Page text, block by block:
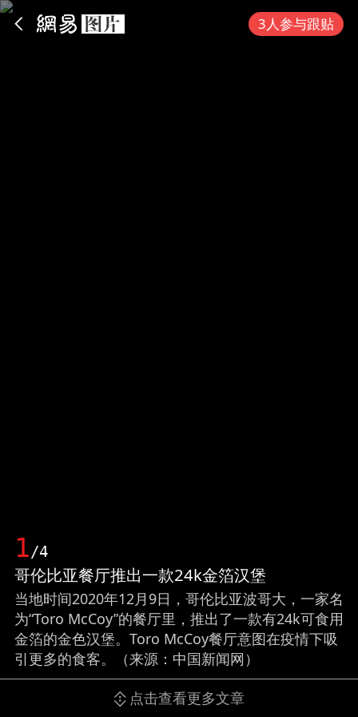
3人参与跟贴
1/4
哥伦比亚餐厅推出一款24k金箔汉堡
当地时间2020年12月9日，哥伦比亚波哥大，一家名
为“Toro McCoy”的餐厅里，推出了一款有24k可食用
金箔的金色汉堡。Toro McCoy餐厅意图在疫情下吸
引更多的食客。（来源：中国新闻网）
点击查看更多文章
App内打开